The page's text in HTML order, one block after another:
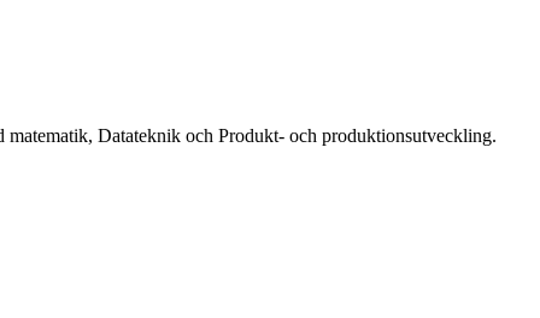
Datateknik och Produkt- och produktionsutveckling.